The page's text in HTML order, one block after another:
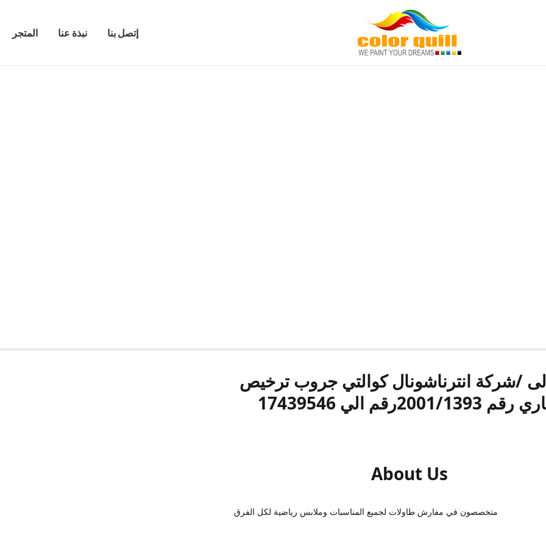
المتجر نبذة عنا إتصل بنا
/شركة انترناشونال كوالتي جروب ترخيص
2001/1393رقم الي 17439546
About Us
متخصصون في مفارش طاولات لجميع المناسبات وملابس رياضية لكل الفرق